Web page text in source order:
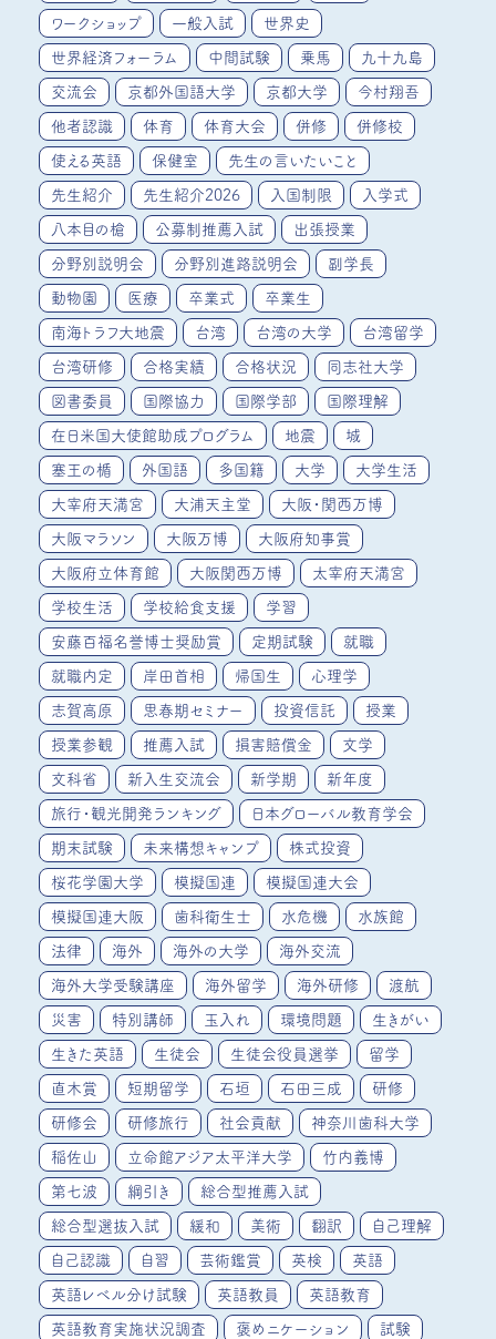
ワークショップ 一般入試 世界史
世界経済フォーラム 中間試験 乗馬 九十九島
交流会 京都外国語大学 京都大学 今村翔吾
他者認識 体育 体育大会 併修 併修校
使える英語 保健室 先生の言いたいこと
先生紹介 先生紹介2026 入国制限 入学式
八本目の槍 公募制推薦入試 出張授業
分野別説明会 分野別進路説明会 副学長
動物園 医療 卒業式 卒業生
南海トラフ大地震 台湾 台湾の大学 台湾留学
台湾研修 合格実績 合格状況 同志社大学
図書委員 国際協力 国際学部 国際理解
在日米国大使館助成プログラム 地震 城
塞王の楯 外国語 多国籍 大学 大学生活
大宰府天満宮 大浦天主堂 大阪・関西万博
大阪マラソン 大阪万博 大阪府知事賞
大阪府立体育館 大阪関西万博 太宰府天満宮
学校生活 学校給食支援 学習
安藤百福名誉博士奨励賞 定期試験 就職
就職内定 岸田首相 帰国生 心理学
志賀高原 思春期セミナー 投資信託 授業
授業参観 推薦入試 損害賠償金 文学
文科省 新入生交流会 新学期 新年度
旅行・観光開発ランキング 日本グローバル教育学会
期末試験 未来構想キャンプ 株式投資
桜花学園大学 模擬国連 模擬国連大会
模擬国連大阪 歯科衛生士 水危機 水族館
法律 海外 海外の大学 海外交流
海外大学受験講座 海外留学 海外研修 渡航
災害 特別講師 玉入れ 環境問題 生きがい
生きた英語 生徒会 生徒会役員選挙 留学
直木賞 短期留学 石垣 石田三成 研修
研修会 研修旅行 社会貢献 神奈川歯科大学
稲佐山 立命館アジア太平洋大学 竹内義博
第七波 綱引き 総合型推薦入試
総合型選抜入試 緩和 美術 翻訳 自己理解
自己認識 自習 芸術鑑賞 英検 英語
英語レベル分け試験 英語教員 英語教育
英語教育実施状況調査 褒めニケーション 試験